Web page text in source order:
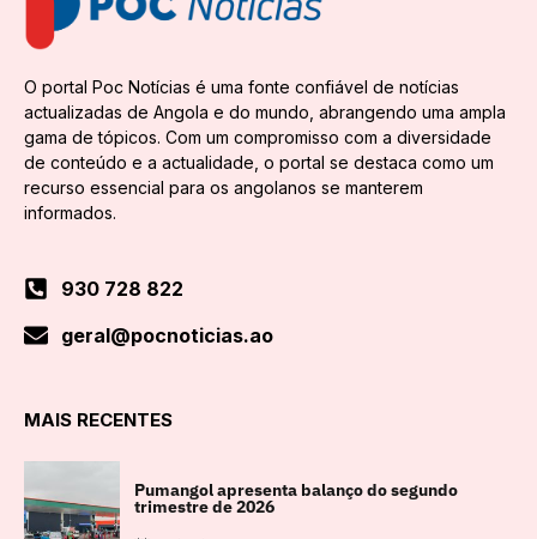
O portal Poc Notícias é uma fonte confiável de notícias
actualizadas de Angola e do mundo, abrangendo uma ampla
gama de tópicos. Com um compromisso com a diversidade
de conteúdo e a actualidade, o portal se destaca como um
recurso essencial para os angolanos se manterem
informados.
930 728 822
geral@pocnoticias.ao
MAIS RECENTES
Pumangol apresenta balanço do segundo
trimestre de 2026